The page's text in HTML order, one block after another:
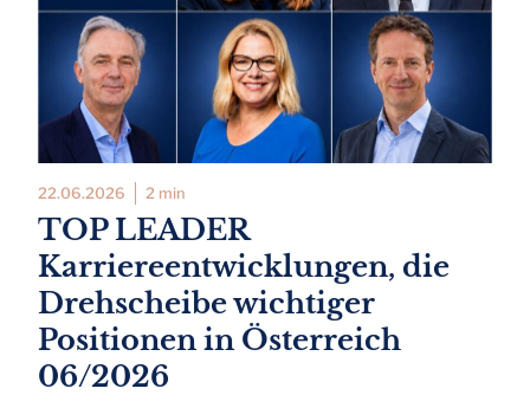
22.06.2026 2 min
TOP LEADER
Karriereentwicklungen, die
Drehscheibe wichtiger
Positionen in Österreich
06/2026